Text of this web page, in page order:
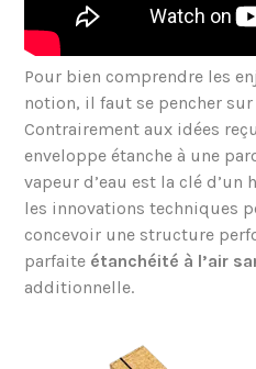
Pour bien comprendre les
notion, il faut se pencher
Contrairement aux idées
enveloppe étanche à une
vapeur d’eau est la clé d’un
les innovations techniques
concevoir une structure
parfaite étanchéité à l’air
additionnelle.